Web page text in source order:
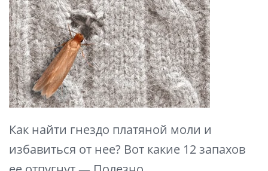
Как найти гнездо платяной моли и
избавиться от нее? Вот какие 12 запахов